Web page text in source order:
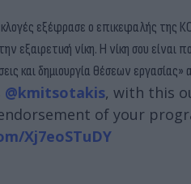
εξέφρασε ο επικεφαλής
εξαιρετική νίκη. Η νίκη σου
και δημιουργία θέσεων
@kmitsotakis, with this
of your
Xj7eoSTuDY